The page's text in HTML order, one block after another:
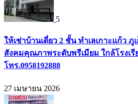
5
ให้เช่าบ้านเดี่ยว 2 ชั้น ทำเลเกาะแก้ว
สังคมคุณภาพระดับพรีเมียม ใกล้โรงเ
โทร.0958192888
27 เมษายน 2026